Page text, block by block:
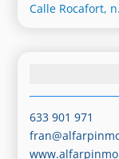
Calle Rocafort,
633 901 971